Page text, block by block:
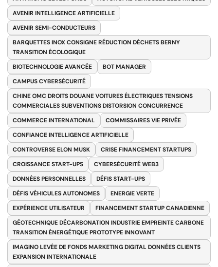
AVENIR INTELLIGENCE ARTIFICIELLE
AVENIR SEMI-CONDUCTEURS
BARQUETTES INOX CONSIGNE RÉDUCTION DÉCHETS BERNY
TRANSITION ÉCOLOGIQUE
BIOTECHNOLOGIE AVANCÉE
BOT MANAGER
CAMPUS CYBERSÉCURITÉ
CHINE OMC DROITS DOUANE VOITURES ÉLECTRIQUES TENSIONS
COMMERCIALES SUBVENTIONS DISTORSION CONCURRENCE
COMMERCE INTERNATIONAL
COMMISSAIRES VIE PRIVÉE
CONFIANCE INTELLIGENCE ARTIFICIELLE
CONTROVERSE ELON MUSK
CRISE FINANCEMENT STARTUPS
CROISSANCE START-UPS
CYBERSÉCURITÉ WEB3
DONNÉES PERSONNELLES
DÉFIS START-UPS
DÉFIS VÉHICULES AUTONOMES
ENERGIE VERTE
EXPÉRIENCE UTILISATEUR
FINANCEMENT STARTUP CANADIENNE
GÉOTECHNIQUE DÉCARBONATION INDUSTRIE EMPREINTE CARBONE
TRANSITION ÉNERGÉTIQUE PROTOTYPE INNOVANT
IMAGINO LEVÉE DE FONDS MARKETING DIGITAL DONNÉES CLIENTS
EXPANSION INTERNATIONALE